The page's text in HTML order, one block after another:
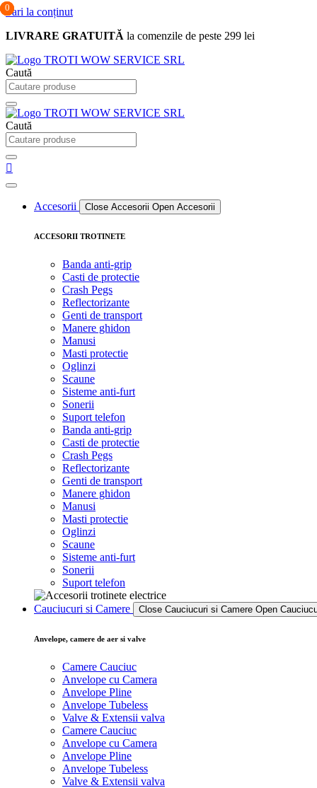
Sari la conținut
LIVRARE GRATUITĂ la comenzile de peste 299 lei
0
Caută
Caută
0
0
Accesorii Close Accesorii Open Accesorii
ACCESORII TROTINETE
Banda anti-grip
Casti de protectie
Crash Pegs
Reflectorizante
Genti de transport
Manere ghidon
Manusi
Masti protectie
Oglinzi
Scaune
Sisteme anti-furt
Sonerii
Suport telefon
Banda anti-grip
Casti de protectie
Crash Pegs
Reflectorizante
Genti de transport
Manere ghidon
Manusi
Masti protectie
Oglinzi
Scaune
Sisteme anti-furt
Sonerii
Suport telefon
Cauciucuri si Camere Close Cauciucuri si Camere Open
Anvelope, camere de aer si valve
Camere Cauciuc
Anvelope cu Camera
Anvelope Pline
Anvelope Tubeless
Valve & Extensii valva
Camere Cauciuc
Anvelope cu Camera
Anvelope Pline
Anvelope Tubeless
Valve & Extensii valva